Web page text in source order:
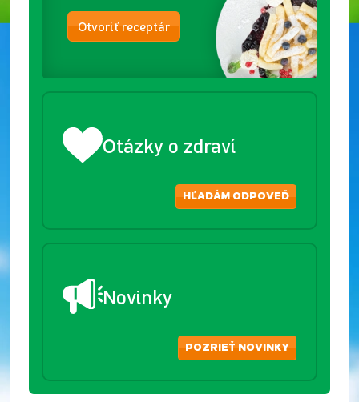
Otvoriť receptár
Otázky o zdraví
HĽADÁM ODPOVEĎ
Novinky
POZRIEŤ NOVINKY